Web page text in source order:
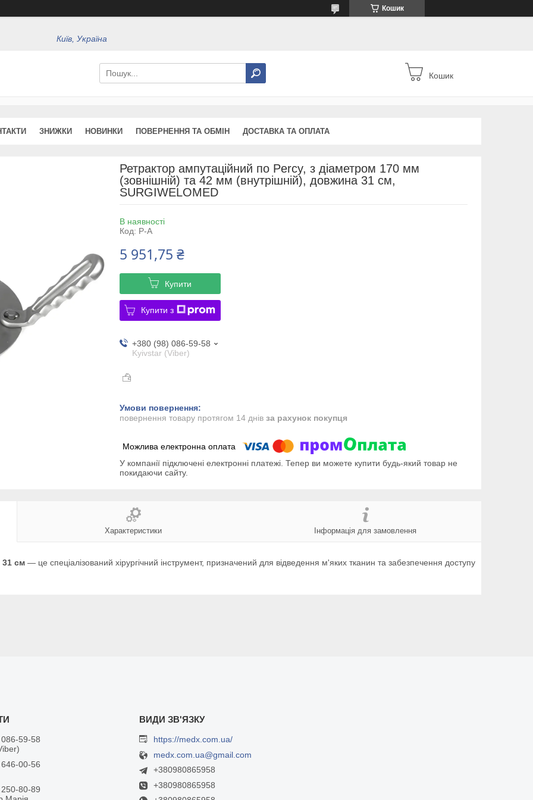
Кошик
Київ, Україна
Кошик
ЗНИЖКИ НОВИНКИ ПОВЕРНЕННЯ ТА ОБМІН ДОСТАВКА ТА ОПЛАТА
Ретрактор ампутаційний по Percy, з діаметром 170 мм
(зовнішній) та 42 мм (внутрішній), довжина 31 см,
SURGIWELOMED
В наявності
Код: Р-А
5 951,75 ₴
Купити
Купити з
+380 (98) 086-59-58
Kyivstar (Viber)
повернення товару протягом 14 днів за рахунок покупця
У компанії підключені електронні платежі. Тепер ви можете купити будь-який товар не
покидаючи сайту.
Характеристики Інформація для замовлення
31 см — це спеціалізований хірургічний інструмент, призначений для відведення м'яких тканин та забезпечення доступу
59-58
00-56
80-89
https://medx.com.ua/
medx.com.ua@gmail.com
+380980865958
+380980865958